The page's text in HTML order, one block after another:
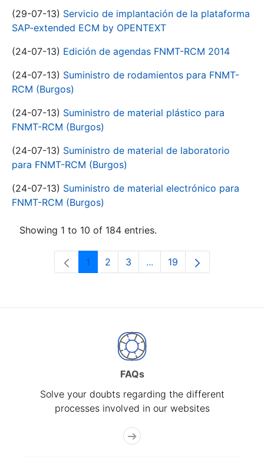
(29-07-13) Servicio de implantación de la plataforma
SAP-extended ECM by OPENTEXT
(24-07-13) Edición de agendas FNMT-RCM 2014
(24-07-13) Suministro de rodamientos para FNMT-
RCM (Burgos)
(24-07-13) Suministro de material plástico para
FNMT-RCM (Burgos)
(24-07-13) Suministro de material de laboratorio
para FNMT-RCM (Burgos)
(24-07-13) Suministro de material electrónico para
FNMT-RCM (Burgos)
Showing 1 to 10 of 184 entries.
Page
1 Page
2 Page
3 ...Intermediate Pages Use
Page
19
FAQs
Solve your doubts regarding the different
processes involved in our websites